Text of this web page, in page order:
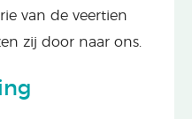
van de veertien
zij door naar ons.